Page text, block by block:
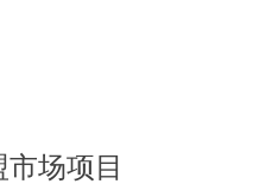
市场项目